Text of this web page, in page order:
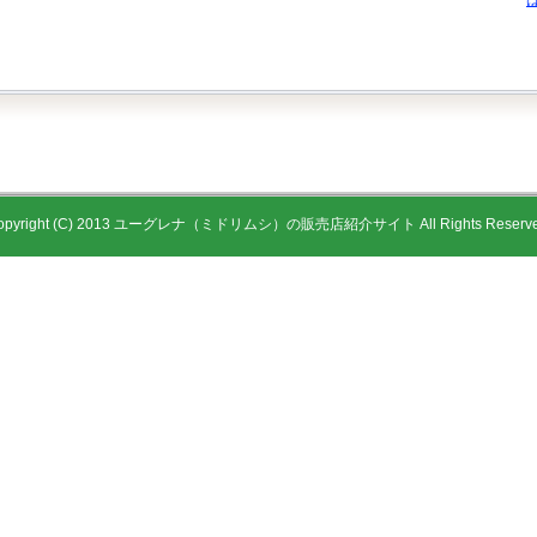
(C) 2013 ユーグレナ（ミドリムシ）の販売店紹介サイト All Rights